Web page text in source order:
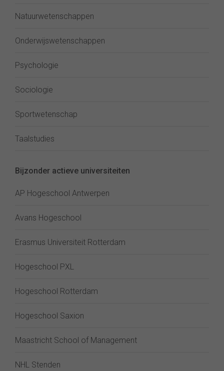
Natuurwetenschappen
Onderwijswetenschappen
Psychologie
Sociologie
Sportwetenschap
Taalstudies
Bijzonder actieve universiteiten
AP Hogeschool Antwerpen
Avans Hogeschool
Erasmus Universiteit Rotterdam
Hogeschool PXL
Hogeschool Rotterdam
Hogeschool Saxion
Maastricht School of Management
NHL Stenden